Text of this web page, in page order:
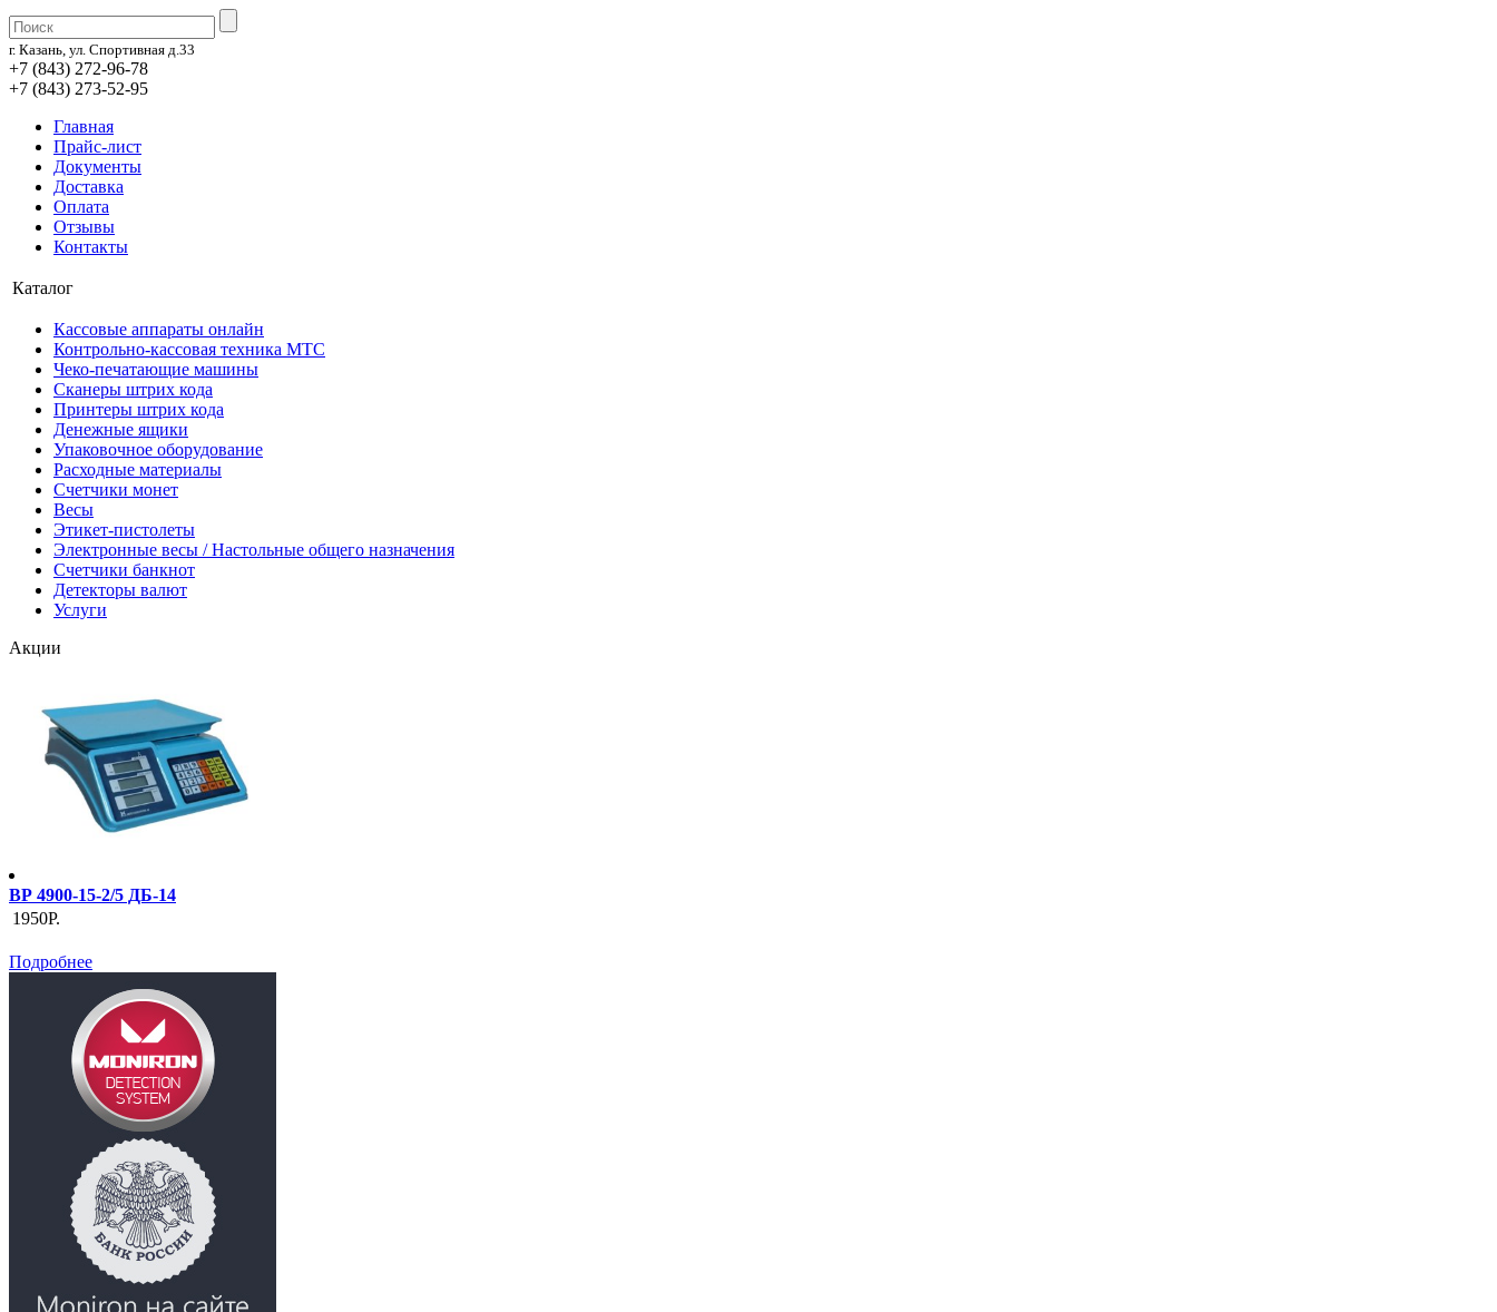
г. Казань, ул. Спортивная д.33
+7 (843) 272-96-78
+7 (843) 273-52-95
Главная
Прайс-лист
Документы
Доставка
Оплата
Отзывы
Контакты
Каталог
Кассовые аппараты онлайн
Контрольно-кассовая техника МТС
Чеко-печатающие машины
Сканеры штрих кода
Принтеры штрих кода
Денежные ящики
Упаковочное оборудование
Расходные материалы
Счетчики монет
Весы
Этикет-пистолеты
Электронные весы / Настольные общего назначения
Счетчики банкнот
Детекторы валют
Услуги
Акции
ВР 4900-15-2/5 ДБ-14
1950Р.
Подробнее